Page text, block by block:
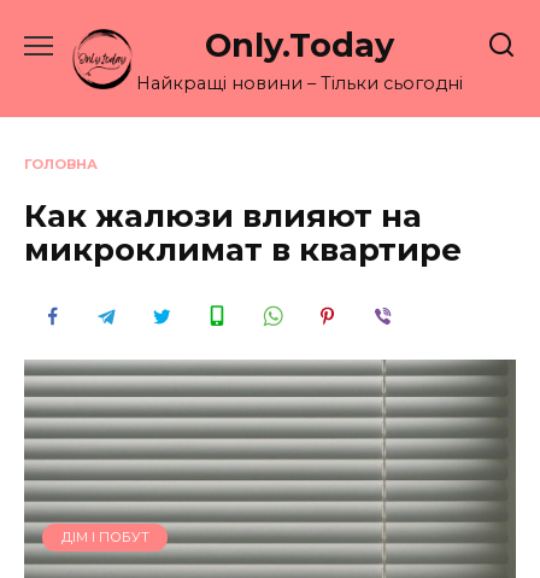
до
Only.Today
Найкращі новини – Тільки сьогодні
ГОЛОВНА
Как жалюзи влияют на
микроклимат в квартире
ДІМ І ПОБУТ